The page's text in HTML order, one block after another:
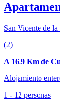
San Vicente de la
(2)
A 16.9 Km de
Alojamiento
1 - 12 personas